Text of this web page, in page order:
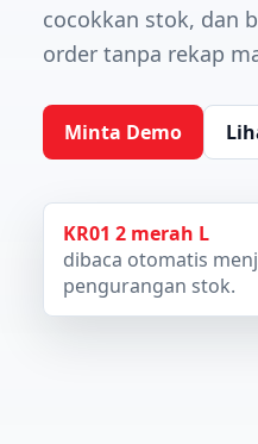
cocokkan stok, dan
order tanpa rekap
Minta Demo
KR01 2 merah L
dibaca otomatis
pengurangan stok.